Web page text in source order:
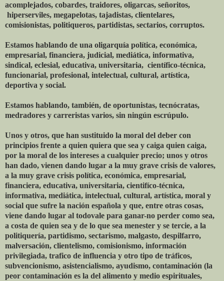
acomplejados, cobardes, traidores, oligarcas, señoritos,
hiperserviles, megapelotas, tajadistas, clientelares,
comisionistas, politiqueros, partidistas, sectarios, corruptos.
Estamos hablando de una oligarquía política, económica,
empresarial, financiera, judicial, mediática, informativa,
sindical, eclesial, educativa, universitaria, científico-técnica,
funcionarial, profesional, intelectual, cultural, artística,
deportiva y social.
Estamos hablando, también, de oportunistas, tecnócratas,
medradores y carreristas varios, sin ningún escrúpulo.
Unos y otros, que han sustituido la moral del deber con
principios frente a quien quiera que sea y caiga quien caiga,
por la moral de los intereses a cualquier precio; unos y otros
han dado, vienen dando lugar a la muy grave crisis de valores,
a la muy grave crisis política, económica, empresarial,
financiera, educativa, universitaria, cientifíco-técnica,
informativa, mediática, intelectual, cultural, artística, moral y
social que sufre la nación española y que, entre otras cosas,
viene dando lugar al todovale para ganar-no perder como sea,
a costa de quien sea y de lo que sea menester y se tercie, a la
politiquería, partidismo, sectarismo, malgasto, despilfarro,
malversación, clientelismo, comisionismo, información
privilegiada, trafico de influencia y otro tipo de tráficos,
subvencionismo, asistencialismo, ayudismo, contaminación (la
peor contaminación es la del alimento y medio espirituales,